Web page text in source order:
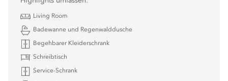
Living Room
Badewanne und Regenwalddusche
Begehbarer Kleiderschrank
Schreibtisch
Service-Schrank